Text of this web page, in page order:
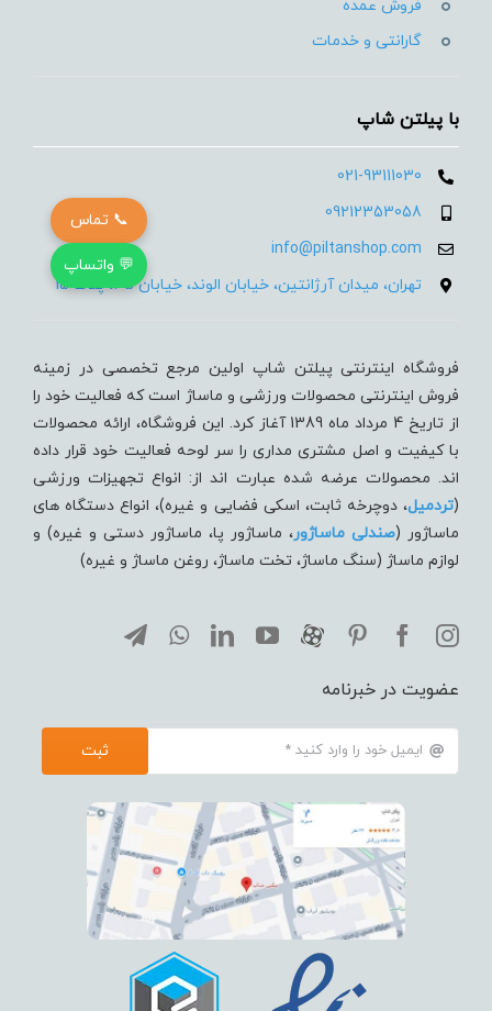
فروش عمده
گارانتی و خدمات
با پیلتن شاپ
021-93111030
09212353058
info@piltanshop.com
تهران، میدان آرژانتین، خیابان الوند، خیابان 35، پلاک 15
فروشگاه اینترنتی پیلتن شاپ اولین مرجع تخصصی در زمینه
فروش اینترنتی محصولات ورزشی و ماساژ است که فعالیت خود را
از تاریخ 4 مرداد ماه 1389 آغاز کرد. این فروشگاه، ارائه محصولات
با کیفیت و اصل مشتری مداری را سر لوحه فعالیت خود قرار داده
اند. محصولات عرضه شده عبارت اند از: انواع تجهیزات ورزشی
(تردميل، دوچرخه ثابت، اسکی فضایی و غیره)، انواع دستگاه های
ماساژور (صندلی ماساژور، ماساژور پا، ماساژور دستی و غیره) و
لوازم ماساژ (سنگ ماساژ، تخت ماساژ، روغن ماساژ و غیره)
عضویت در خبرنامه
ثبت
📞 تماس
💬 واتساپ